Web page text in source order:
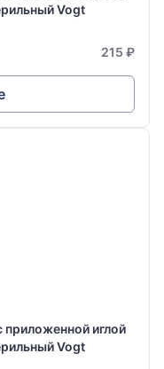
Vogt
215 ₽
иглой
Vogt